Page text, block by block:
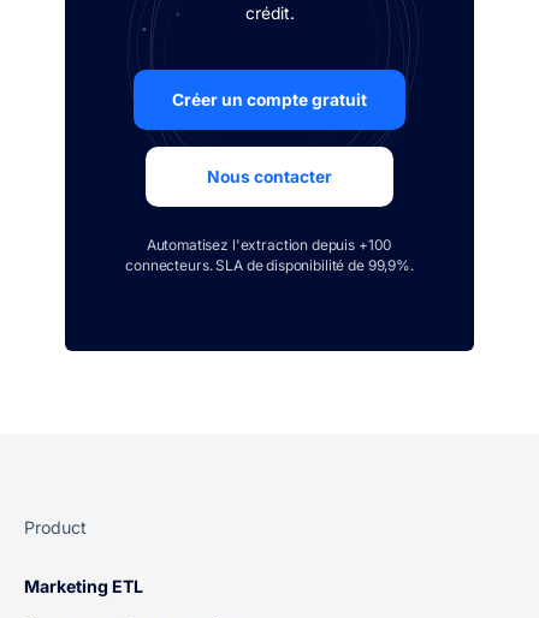
crédit.
Créer un compte gratuit
Nous contacter
Automatisez l'extraction depuis +100
connecteurs. SLA de disponibilité de 99,9%.
Product
Marketing ETL